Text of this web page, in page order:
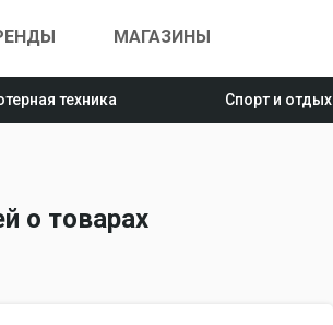
МАГАЗИНЫ
техника Спорт и отдых
о товарах